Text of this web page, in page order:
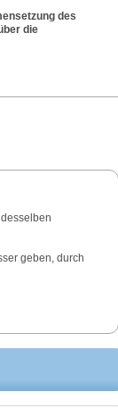
des
die
geben, durch